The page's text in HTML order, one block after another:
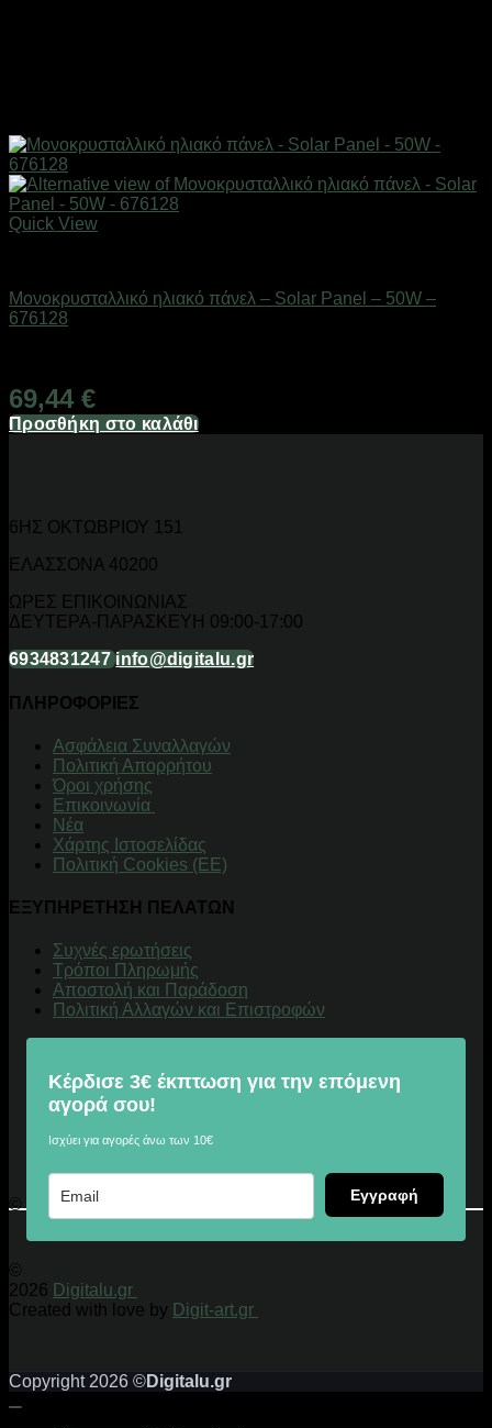
Quick View
Μονοκρυσταλλικό ηλιακό πάνελ – Solar Panel – 50W –
676128
69,44 €
Προσθήκη στο καλάθι
6ΗΣ ΟΚΤΩΒΡΙΟΥ 151
ΕΛΑΣΣΟΝΑ 40200
ΩΡΕΣ ΕΠΙΚΟΙΝΩΝΙΑΣ
ΔΕΥΤΕΡΑ-ΠΑΡΑΣΚΕΥΗ 09:00-17:00
6934831247 info@digitalu.gr
ΠΛΗΡΟΦΟΡΙΕΣ
Aσφάλεια Συναλλαγών
Πολιτική Απορρήτου
Όροι χρήσης
Επικοινωνία
Νέα
Χάρτης Ιστοσελίδας
Πολιτική Cookies (ΕΕ)
ΕΞΥΠΗΡΕΤΗΣΗ ΠΕΛΑΤΩΝ
Συχνές ερωτήσεις
Τρόποι Πληρωμής
Αποστολή και Παράδοση
Πολιτική Αλλαγών και Επιστροφών
Κέρδισε 3€ έκπτωση για την επόμενη
αγορά σου!
Ισχύει για αγορές άνω των 10€
Εγγραφή
© 2026 Digitalu.gr
©
2026 Digitalu.gr
Created with love by Digit-art.gr
Copyright 2026 ©Digitalu.gr